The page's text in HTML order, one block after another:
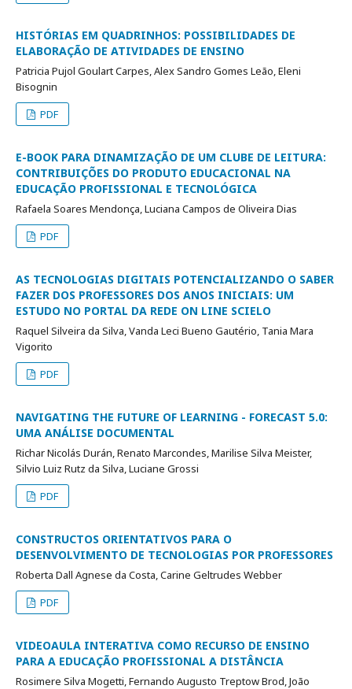
HISTÓRIAS EM QUADRINHOS: POSSIBILIDADES DE
ELABORAÇÃO DE ATIVIDADES DE ENSINO
Patricia Pujol Goulart Carpes, Alex Sandro Gomes Leão, Eleni
Bisognin
PDF
E-BOOK PARA DINAMIZAÇÃO DE UM CLUBE DE LEITURA:
CONTRIBUIÇÕES DO PRODUTO EDUCACIONAL NA
EDUCAÇÃO PROFISSIONAL E TECNOLÓGICA
Rafaela Soares Mendonça, Luciana Campos de Oliveira Dias
PDF
AS TECNOLOGIAS DIGITAIS POTENCIALIZANDO O SABER
FAZER DOS PROFESSORES DOS ANOS INICIAIS: UM
ESTUDO NO PORTAL DA REDE ON LINE SCIELO
Raquel Silveira da Silva, Vanda Leci Bueno Gautério, Tania Mara
Vigorito
PDF
NAVIGATING THE FUTURE OF LEARNING - FORECAST 5.0:
UMA ANÁLISE DOCUMENTAL
Richar Nicolás Durán, Renato Marcondes, Marilise Silva Meister,
Silvio Luiz Rutz da Silva, Luciane Grossi
PDF
CONSTRUCTOS ORIENTATIVOS PARA O
DESENVOLVIMENTO DE TECNOLOGIAS POR PROFESSORES
Roberta Dall Agnese da Costa, Carine Geltrudes Webber
PDF
VIDEOAULA INTERATIVA COMO RECURSO DE ENSINO
PARA A EDUCAÇÃO PROFISSIONAL A DISTÂNCIA
Rosimere Silva Mogetti, Fernando Augusto Treptow Brod, João